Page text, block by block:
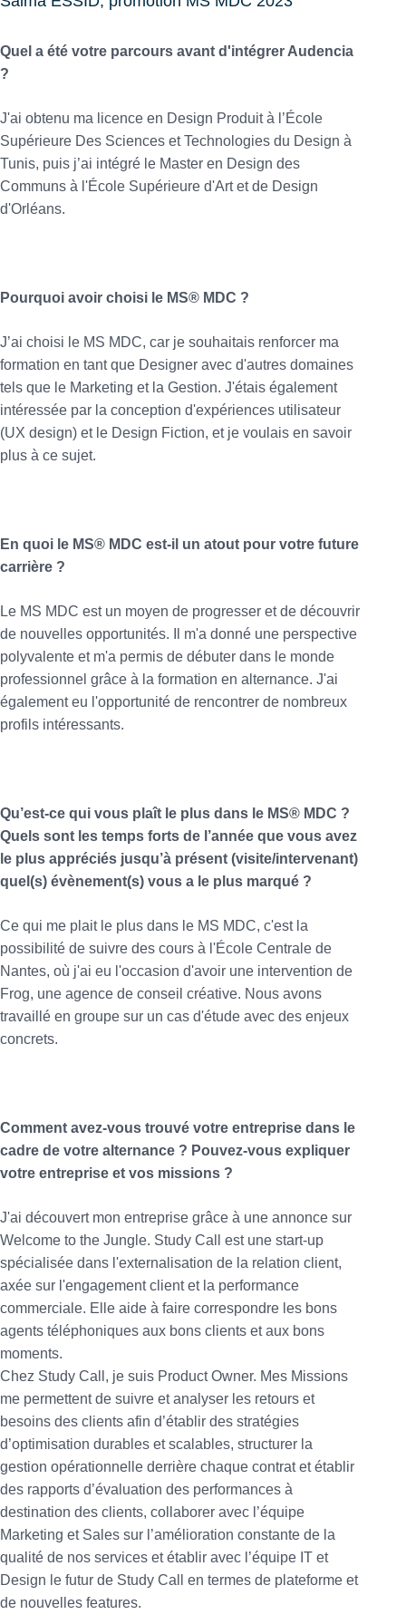
Quel a été votre parcours avant d'intégrer Audencia
?
J'ai obtenu ma licence en Design Produit à l’École
Supérieure Des Sciences et Technologies du Design à
Tunis, puis j’ai intégré le Master en Design des
Communs à l'École Supérieure d'Art et de Design
d'Orléans.
Pourquoi avoir choisi le MS® MDC ?
J’ai choisi le MS MDC, car je souhaitais renforcer ma
formation en tant que Designer avec d'autres domaines
tels que le Marketing et la Gestion. J'étais également
intéressée par la conception d'expériences utilisateur
(UX design) et le Design Fiction, et je voulais en savoir
plus à ce sujet.
En quoi le MS® MDC est-il un atout pour votre future
carrière ?
Le MS MDC est un moyen de progresser et de découvrir
de nouvelles opportunités. Il m'a donné une perspective
polyvalente et m'a permis de débuter dans le monde
professionnel grâce à la formation en alternance. J'ai
également eu l'opportunité de rencontrer de nombreux
profils intéressants.
Qu’est-ce qui vous plaît le plus dans le MS® MDC ?
Quels sont les temps forts de l’année que vous avez
le plus appréciés jusqu’à présent (visite/intervenant)
quel(s) évènement(s) vous a le plus marqué ?
Ce qui me plait le plus dans le MS MDC, c'est la
possibilité de suivre des cours à l'École Centrale de
Nantes, où j'ai eu l'occasion d'avoir une intervention de
Frog, une agence de conseil créative. Nous avons
travaillé en groupe sur un cas d'étude avec des enjeux
concrets.
Comment avez-vous trouvé votre entreprise dans le
cadre de votre alternance ? Pouvez-vous expliquer
votre entreprise et vos missions ?
J'ai découvert mon entreprise grâce à une annonce sur
Welcome to the Jungle. Study Call est une start-up
spécialisée dans l'externalisation de la relation client,
axée sur l'engagement client et la performance
commerciale. Elle aide à faire correspondre les bons
agents téléphoniques aux bons clients et aux bons
moments.
Chez Study Call, je suis Product Owner. Mes Missions
me permettent de suivre et analyser les retours et
besoins des clients afin d’établir des stratégies
d’optimisation durables et scalables, structurer la
gestion opérationnelle derrière chaque contrat et établir
des rapports d’évaluation des performances à
destination des clients, collaborer avec l’équipe
Marketing et Sales sur l’amélioration constante de la
qualité de nos services et établir avec l’équipe IT et
Design le futur de Study Call en termes de plateforme et
de nouvelles features.